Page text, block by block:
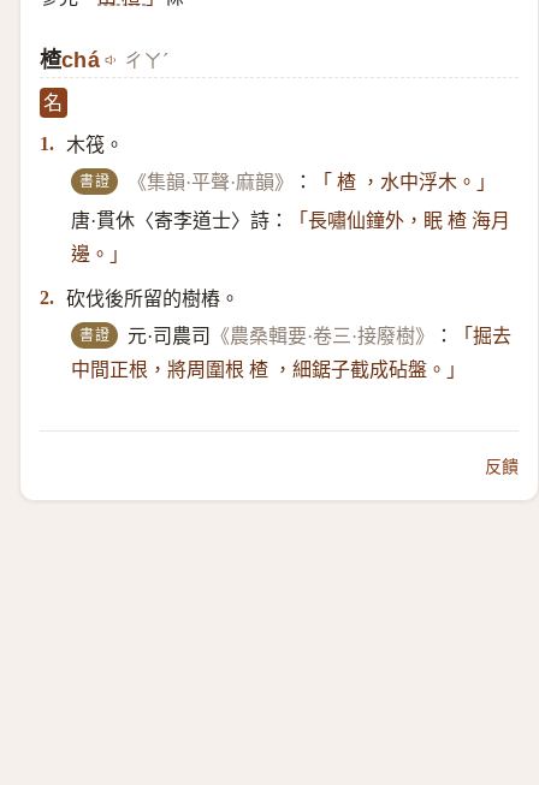
楂chá ㄔㄚˊ
名
1. 木筏。
書證 《集韻·平聲·麻韻》 ：
「 楂 ，水中浮木。」
唐·貫休〈寄李道士〉詩：
「長嘯仙鐘外，眠 楂 海月
邊。」
2. 砍伐後所留的樹樁。
書證 元·司農司 《農桑輯要·卷三·接廢樹》 ：
「掘去
中間正根，將周圍根 楂 ，細鋸子截成砧盤。」
反饋